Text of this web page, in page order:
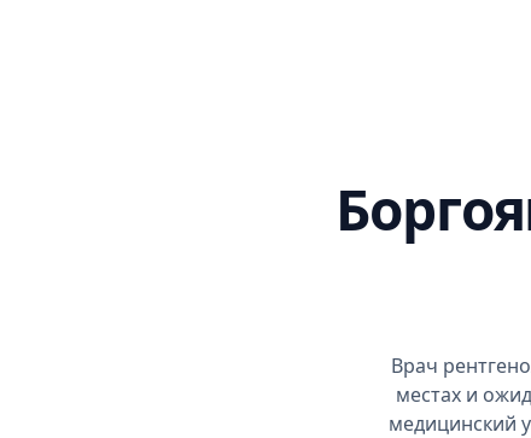
Врач
местах и
медицинский